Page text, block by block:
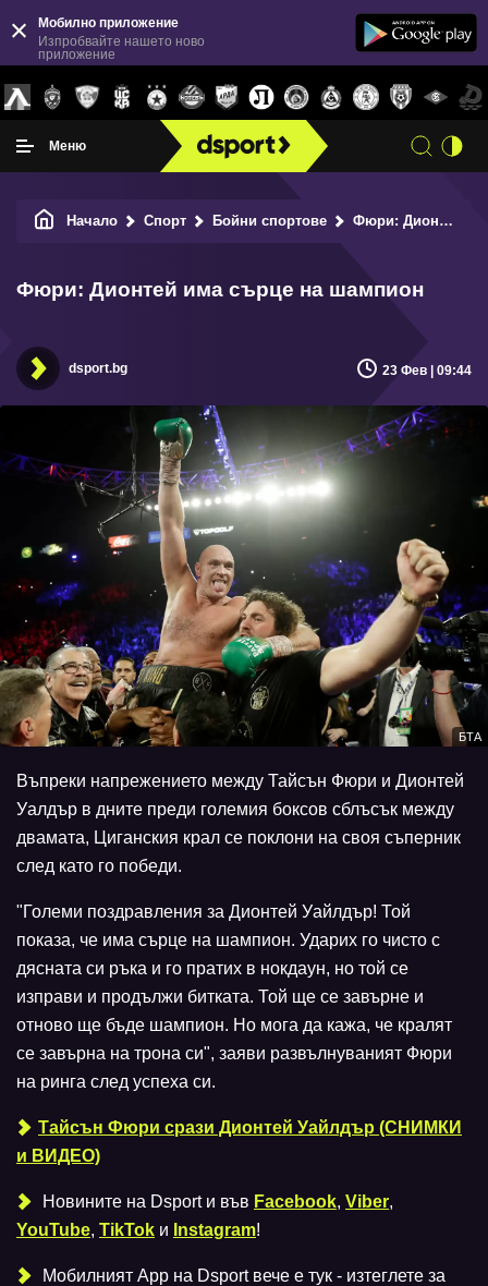
Мобилно приложение
Изпробвайте нашето ново
приложение
Меню
Начало Спорт Бойни спортове Фюри: Дионтей има сърце на шампион
Фюри: Дионтей има сърце на шампион
dsport.bg 23 Фев | 09:44
БТА
Въпреки напрежението между Тайсън Фюри и Дионтей
Уалдър в дните преди големия боксов сблъсък между
двамата, Циганския крал се поклони на своя съперник
след като го победи.
"Големи поздравления за Дионтей Уайлдър! Той
показа, че има сърце на шампион. Ударих го чисто с
дясната си ръка и го пратих в нокдаун, но той се
изправи и продължи битката. Той ще се завърне и
отново ще бъде шампион. Но мога да кажа, че кралят
се завърна на трона си", заяви развълнуваният Фюри
на ринга след успеха си.
Тайсън Фюри срази Дионтей Уайлдър (СНИМКИ
и ВИДЕО)
Новините на Dsport и във Facebook, Viber,
YouTube, TikTok и Instagram!
Мобилният Аpp на Dsport вече е тук - изтеглете за